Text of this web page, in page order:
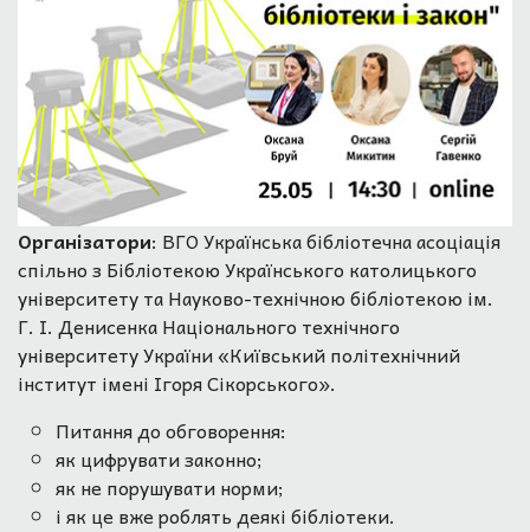
Організатори: ВГО Українська бібліотечна асоціація
спільно з Бібліотекою Українського католицького
університету та Науково-технічною бібліотекою ім.
Г. І. Денисенка Національного технічного
університету України «Київський політехнічний
інститут імені Ігоря Сікорського».
Питання до обговорення:
як цифрувати законно;
як не порушувати норми;
і як це вже роблять деякі бібліотеки.